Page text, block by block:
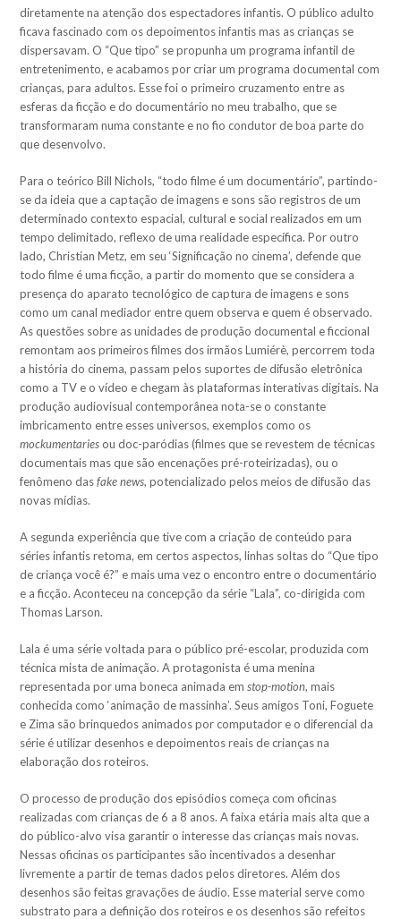
diretamente na atenção dos espectadores infantis. O público adulto
ficava fascinado com os depoimentos infantis mas as crianças se
dispersavam. O “Que tipo” se propunha um programa infantil de
entretenimento, e acabamos por criar um programa documental com
crianças, para adultos. Esse foi o primeiro cruzamento entre as
esferas da ficção e do documentário no meu trabalho, que se
transformaram numa constante e no fio condutor de boa parte do
que desenvolvo.
Para o teórico Bill Nichols, “todo filme é um documentário”, partindo-
se da ideia que a captação de imagens e sons são registros de um
determinado contexto espacial, cultural e social realizados em um
tempo delimitado, reflexo de uma realidade específica. Por outro
lado, Christian Metz, em seu ‘Significação no cinema’, defende que
todo filme é uma ficção, a partir do momento que se considera a
presença do aparato tecnológico de captura de imagens e sons
como um canal mediador entre quem observa e quem é observado.
As questões sobre as unidades de produção documental e ficcional
remontam aos primeiros filmes dos irmãos Lumiérè, percorrem toda
a história do cinema, passam pelos suportes de difusão eletrônica
como a TV e o vídeo e chegam às plataformas interativas digitais. Na
produção audiovisual contemporânea nota-se o constante
imbricamento entre esses universos, exemplos como os
mockumentariesou doc-paródias (filmes que se revestem de técnicas
documentais mas que são encenações pré-roteirizadas), ou o
fenômeno dasfake news, potencializado pelos meios de difusão das
novas mídias.
A segunda experiência que tive com a criação de conteúdo para
séries infantis retoma, em certos aspectos, linhas soltas do “Que tipo
de criança você é?” e mais uma vez o encontro entre o documentário
e a ficção. Aconteceu na concepção da série “Lala”, co-dirigida com
Thomas Larson.
Lala é uma série voltada para o público pré-escolar, produzida com
técnica mista de animação. A protagonista é uma menina
representada por uma boneca animada emstop-motion, mais
conhecida como ‘animação de massinha’. Seus amigos Toni, Foguete
e Zima são brinquedos animados por computador e o diferencial da
série é utilizar desenhos e depoimentos reais de crianças na
elaboração dos roteiros.
O processo de produção dos episódios começa com oficinas
realizadas com crianças de 6 a 8 anos. A faixa etária mais alta que a
do público-alvo visa garantir o interesse das crianças mais novas.
Nessas oficinas os participantes são incentivados a desenhar
livremente a partir de temas dados pelos diretores. Além dos
desenhos são feitas gravações de áudio. Esse material serve como
substrato para a definição dos roteiros e os desenhos são refeitos